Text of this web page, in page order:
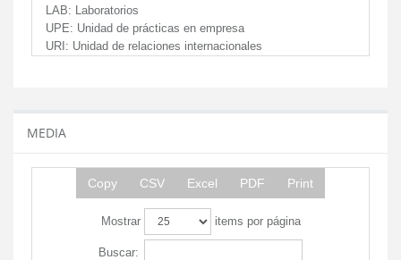
LAB: Laboratorios
UPE: Unidad de prácticas en empresa
URI: Unidad de relaciones internacionales
MEDIA
Copy CSV Excel PDF Print
Mostrar items por página
Buscar: